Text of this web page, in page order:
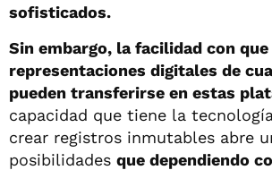
sofisticados.
Sin embargo, la facilidad con
representaciones digitales de
pueden transferirse en estas
capacidad que tiene la
crear registros inmutables abre
posibilidades que dependiendo